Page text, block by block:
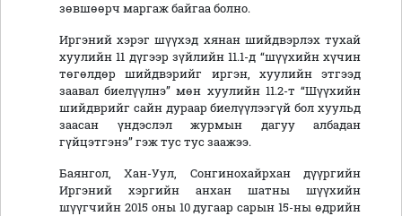
зөвшөөрч маргаж байгаа болно.
Иргэний хэрэг шүүхэд хянан шийдвэрлэх тухай
хуулийн 11 дүгээр зүйлийн 11.1-д “шүүхийн хүчин
төгөлдөр шийдвэрийг иргэн, хуулийн этгээд
заавал биелүүлнэ” мөн хуулийн 11.2-т “Шүүхийн
шийдврийг сайн дураар биелүүлээгүй бол хуульд
заасан үндэслэл журмын дагуу албадан
гүйцэтгэнэ” гэж тус тус заажээ.
Баянгол, Хан-Уул, Сонгинохайрхан дүүргийн
Иргэний хэргийн анхан шатны шүүхийн
шүүгчийн 2015 оны 10 дугаар сарын 15-ны өдрийн